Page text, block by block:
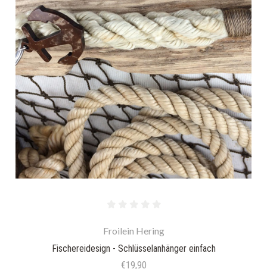
Froilein Hering
Fischereidesign - Schlüsselanhänger einfach
€19,90